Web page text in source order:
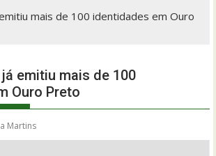
mais de 100 identidades em Ouro
emitiu mais de 100
Ouro Preto
Martins